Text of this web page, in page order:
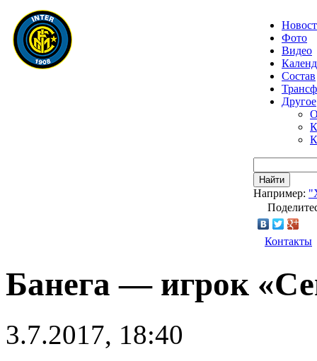
Фото
Видео
Состав
Другое
Найти
Например:
Контакты
Банега — игрок
3.7.2017, 18:40